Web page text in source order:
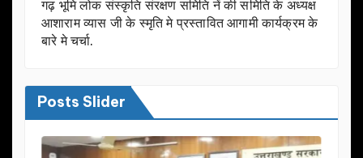
गढ़ भूमि लोक संस्कृति संरक्षण समिति नें की समिति के अध्यक्ष
आशाराम व्यास जी के स्मृति मे प्रस्तावित आगामी कार्यक्रम के
बारे मे चर्चा.
Posts Slider